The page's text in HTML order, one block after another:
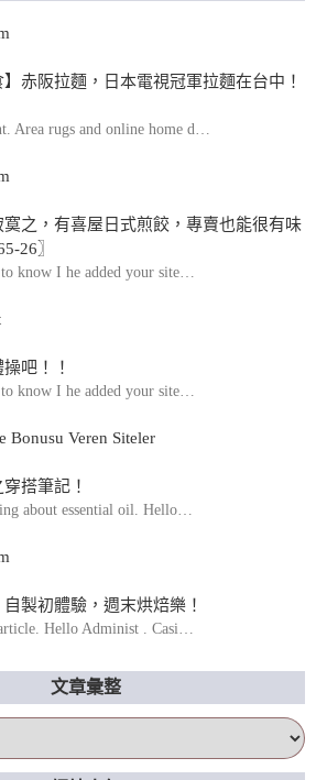
】赤阪拉麵，日本電視冠軍拉麵在台中！
Area rugs and online home d…
之，有喜屋日式煎餃，專賣也能很有味
26〗
know I he added your site…
吧！！
know I he added your site…
Bonusu Veren Siteler
搭筆記！
about essential oil. Hello…
製初體驗，週末烘焙樂！
Hello Administ . Casi…
文章彙整